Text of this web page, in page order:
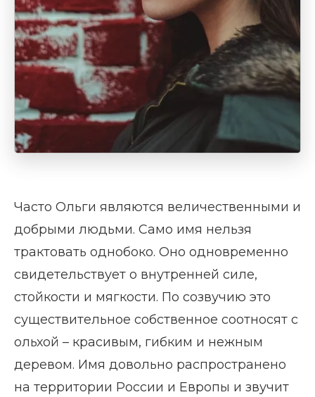
Часто Ольги являются величественными и
добрыми людьми. Само имя нельзя
трактовать однобоко. Оно одновременно
свидетельствует о внутренней силе,
стойкости и мягкости. По созвучию это
существительное собственное соотносят с
ольхой – красивым, гибким и нежным
деревом. Имя довольно распространено
на территории России и Европы и звучит